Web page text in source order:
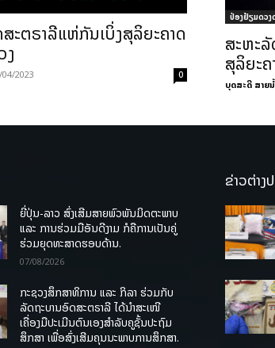
ະຕຣາລີແຫ່ກັນເບິ່ງສຸລິຍະຄາດ
ງ
2023 0
ປ່ອງຢ້ຽມດວງ
ສະຫະລັ
ສຸລິຍະຄ
ບຸດສະດີ ສາຍ
ຍີ່ປຸ່ນ-ລາວ ສົ່ງເສີມສາຍພົວພັນມິດຕະພາບ
ແລະ ການຮ່ວມມືອັນດີງາມ ກໍຄືການເປັນຄູ່
ຮ່ວມຍຸດທະສາດຮອບດ້ານ.
07/08/2026
ກະຊວງສຶກສາທິການ ແລະ ກິລາ ຮ່ວມກັບ
ລັດຖະບານອົດສະຕຣາລີ ໄດ້ນຳສະເໜີ
ເຄື່ອງມືປະເມີນຕົນເອງສຳລັບຄູຊັ້ນປະຖົມ
ສຶກສາ ເພື່ອສົ່ງເສີມຄຸນນະພາບການສຶກສາ.
ຂ່າວຕ່າງ